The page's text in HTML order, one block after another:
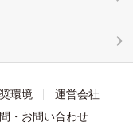
環境
運営会社
・お問い合わせ